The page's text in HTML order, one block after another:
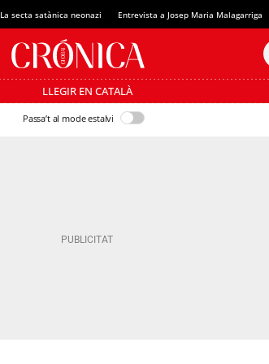
La secta satànica neonazi Entrevista a Josep Maria Malagarriga
LLEGIR EN CATALÀ
Passa’t al mode estalvi